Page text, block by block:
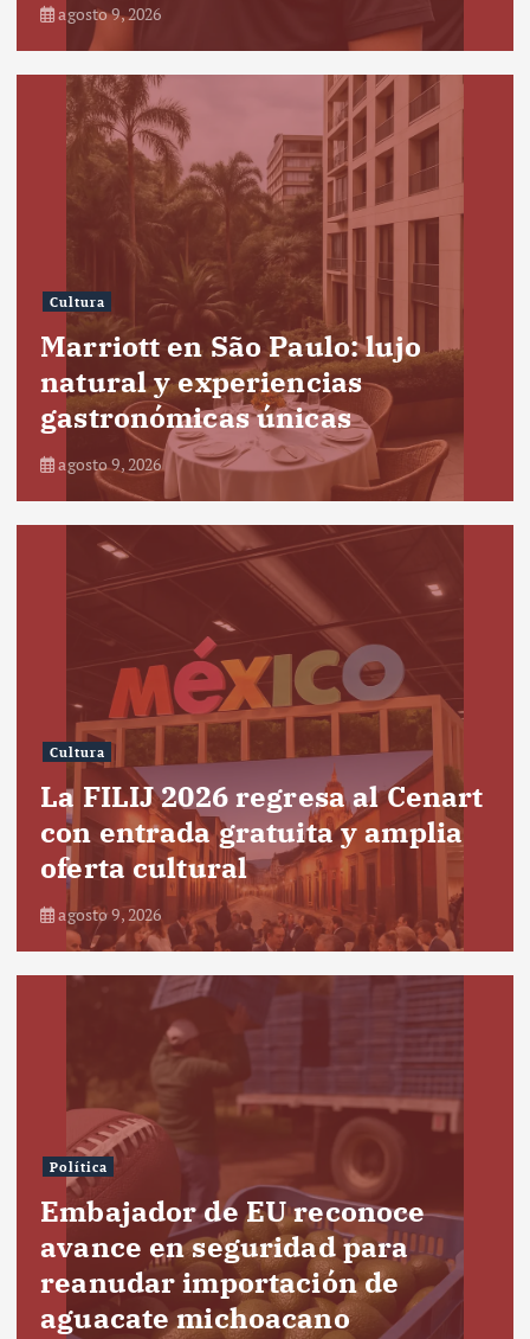
agosto 9, 2026
Cultura
Marriott en São Paulo: lujo
natural y experiencias
gastronómicas únicas
agosto 9, 2026
Cultura
La FILIJ 2026 regresa al Cenart
con entrada gratuita y amplia
oferta cultural
agosto 9, 2026
Política
Embajador de EU reconoce
avance en seguridad para
reanudar importación de
aguacate michoacano